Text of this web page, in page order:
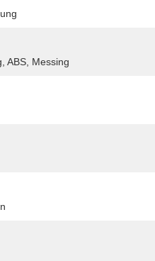
ABS, Messing